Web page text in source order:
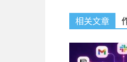
相关文章